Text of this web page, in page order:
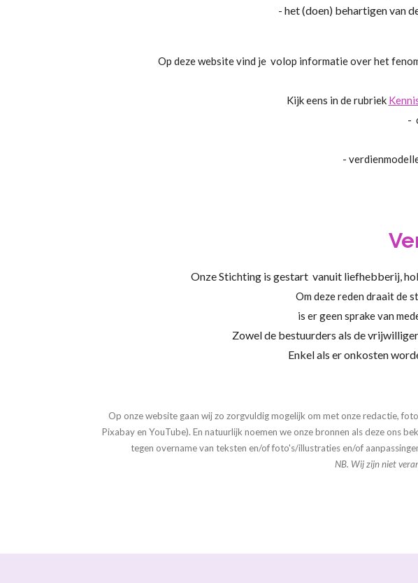
- het (doen) behartigen van
Op deze website vind je volop informatie over het
Kijk eens in de rubriek
-
-
Onze Stichting is gestart vanuit liefhebberij,
Om deze reden draait de
is er geen sprake van
Zowel de bestuurders als de
Enkel als er onkosten
Op onze website gaan wij zo zorgvuldig mogelijk om met onze redactie,
Pixabay en YouTube). En natuurlijk noemen we onze bronnen als deze ons
tegen overname van teksten en/of foto's/illustraties en/of
NB. Wij zijn niet